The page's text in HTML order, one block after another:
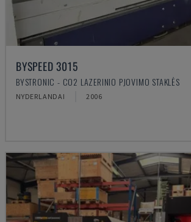
BYSPEED 3015
BYSTRONIC - CO2 LAZERINIO PJOVIMO STAKLĖS
NYDERLANDAI 2006